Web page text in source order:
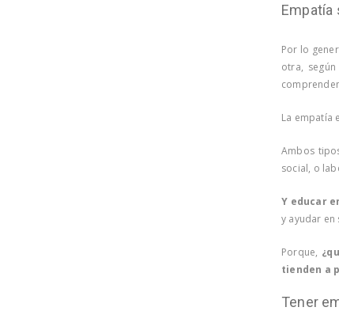
Empatía
Por lo
otra,
La empatía
Ambos
social, o
Y educar
y ayudar
Porque,
tienden a
Tener